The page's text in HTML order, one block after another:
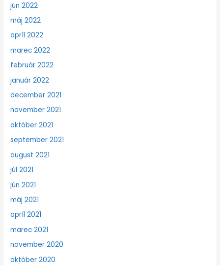
jún 2022
máj 2022
apríl 2022
marec 2022
február 2022
január 2022
december 2021
november 2021
október 2021
september 2021
august 2021
júl 2021
jún 2021
máj 2021
apríl 2021
marec 2021
november 2020
október 2020